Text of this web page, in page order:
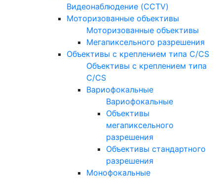
Видеонаблюдение (CCTV)
Моторизованные объективы
Моторизованные объективы
Мегапиксельного разрешения
Объективы с креплением типа C/CS
Объективы с креплением типа
C/CS
Вариофокальные
Вариофокальные
Объективы
мегапиксельного
разрешения
Объективы стандартного
разрешения
Монофокальные